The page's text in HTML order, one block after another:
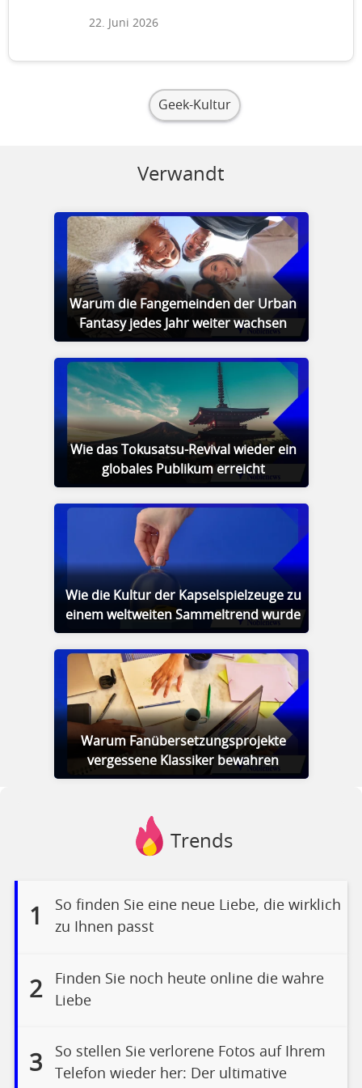
22. Juni 2026
Geek-Kultur
Verwandt
Warum die Fangemeinden der Urban
Fantasy jedes Jahr weiter wachsen
Wie das Tokusatsu-Revival wieder ein
globales Publikum erreicht
Wie die Kultur der Kapselspielzeuge zu
einem weltweiten Sammeltrend wurde
Warum Fanübersetzungsprojekte
vergessene Klassiker bewahren
Trends
1
So finden Sie eine neue Liebe, die wirklich
zu Ihnen passt
2
Finden Sie noch heute online die wahre
Liebe
3
So stellen Sie verlorene Fotos auf Ihrem
Telefon wieder her: Der ultimative